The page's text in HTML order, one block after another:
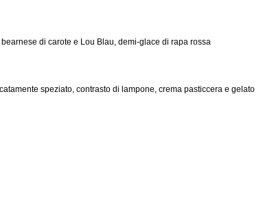
di carote e Lou Blau, demi-glace di rapa rossa
speziato, contrasto di lampone, crema pasticcera e gelato